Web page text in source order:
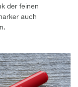
der feinen
auch